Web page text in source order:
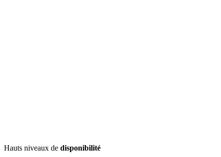
Hauts niveaux de disponibilité